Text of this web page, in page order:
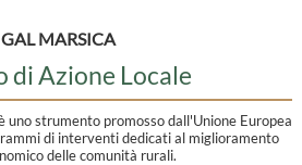
GAL MARSICA
di Azione Locale
uno strumento promosso dall'Unione Europea
di interventi dedicati al miglioramento
delle comunità rurali.